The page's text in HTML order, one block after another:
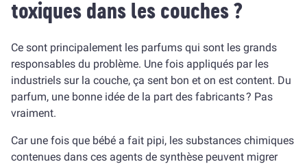
toxiques dans les couches ?
Ce sont principalement les parfums qui sont les grands
responsables du problème. Une fois appliqués par les
industriels sur la couche, ça sent bon et on est content. Du
parfum, une bonne idée de la part des fabricants ? Pas
vraiment.
Car une fois que bébé a fait pipi, les substances chimiques
contenues dans ces agents de synthèse peuvent migrer